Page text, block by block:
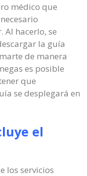
médico que
Al hacerlo, se
la guía
de manera
es posible
que
se desplegará en
el
los servicios